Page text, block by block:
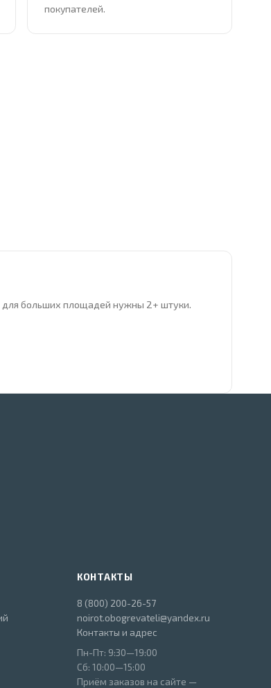
покупателей.
для больших площадей нужны 2+ штуки.
КОНТАКТЫ
8 (800) 200-26-57
noirot.obogrevateli@yandex.ru
Контакты и адрес
Пн-Пт: 9:30—19:00
Сб: 10:00—15:00
Приём заказов на сайте —